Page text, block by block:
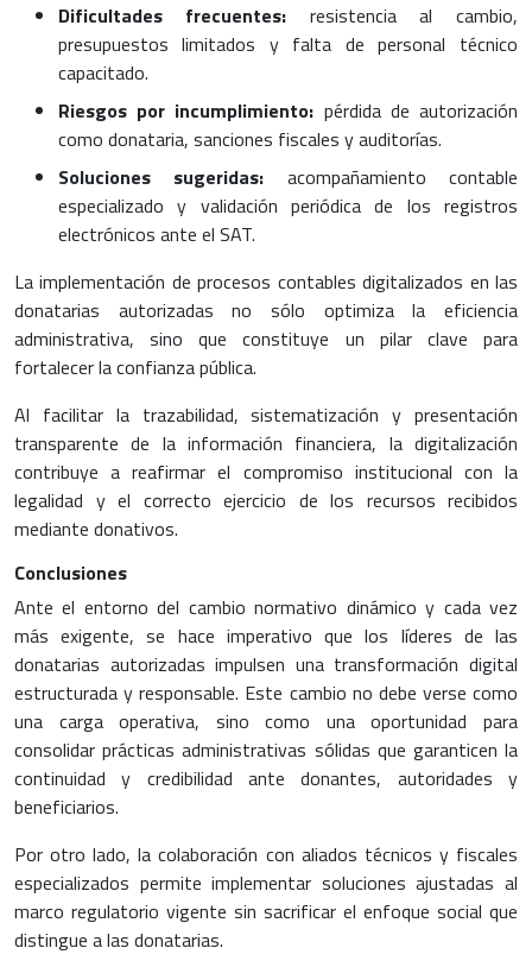
Dificultades frecuentes: resistencia al cambio,
presupuestos limitados y falta de personal técnico
capacitado.
Riesgos por incumplimiento: pérdida de autorización
como donataria, sanciones fiscales y auditorías.
Soluciones sugeridas: acompañamiento contable
especializado y validación periódica de los registros
electrónicos ante el SAT.
La implementación de procesos contables digitalizados en las
donatarias autorizadas no sólo optimiza la eficiencia
administrativa, sino que constituye un pilar clave para
fortalecer la confianza pública.
Al facilitar la trazabilidad, sistematización y presentación
transparente de la información financiera, la digitalización
contribuye a reafirmar el compromiso institucional con la
legalidad y el correcto ejercicio de los recursos recibidos
mediante donativos.
Conclusiones
Ante el entorno del cambio normativo dinámico y cada vez
más exigente, se hace imperativo que los líderes de las
donatarias autorizadas impulsen una transformación digital
estructurada y responsable. Este cambio no debe verse como
una carga operativa, sino como una oportunidad para
consolidar prácticas administrativas sólidas que garanticen la
continuidad y credibilidad ante donantes, autoridades y
beneficiarios.
Por otro lado, la colaboración con aliados técnicos y fiscales
especializados permite implementar soluciones ajustadas al
marco regulatorio vigente sin sacrificar el enfoque social que
distingue a las donatarias.